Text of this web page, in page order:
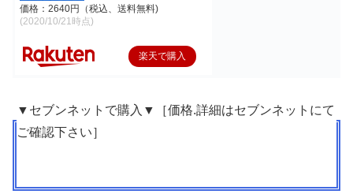
価格：2640円（税込、送料無料)
(2020/10/21時点)
楽天で購入
▼セブンネットで購入▼［価格.詳細はセブンネットにて
ご確認下さい］